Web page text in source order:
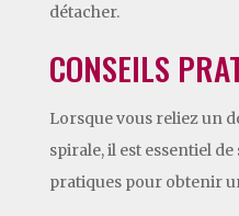
détacher.
CONSEILS
Lorsque vous reliez un
spirale, il est essentiel
pratiques pour obtenir